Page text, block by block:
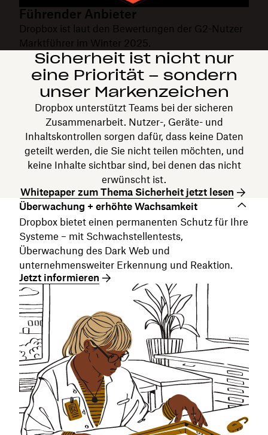
Führender Anbieter
Dropbox ist laut den Bewertungen der G2-Nutzer
Marktführer im Winter 2025.
Sicherheit ist nicht nur
eine Priorität – sondern
unser Markenzeichen
Dropbox unterstützt Teams bei der sicheren
Zusammenarbeit. Nutzer-, Geräte- und
Inhaltskontrollen sorgen dafür, dass keine Daten
geteilt werden, die Sie nicht teilen möchten, und
keine Inhalte sichtbar sind, bei denen das nicht
erwünscht ist.
Whitepaper zum Thema Sicherheit jetzt lesen
Überwachung + erhöhte Wachsamkeit
Dropbox bietet einen permanenten Schutz für Ihre
Systeme – mit Schwachstellentests,
Überwachung des Dark Web und
unternehmensweiter Erkennung und Reaktion.
Jetzt informieren